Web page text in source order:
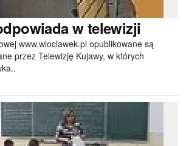
w telewizji
www.wloclawek.pl opublikowane są
przez Telewizję Kujawy, w których